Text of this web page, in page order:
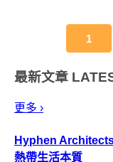
1
最新文章
更多 ›
Hyphen
熱帶生活本質